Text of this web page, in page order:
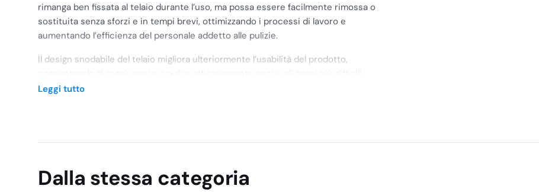
rimanga ben fissata al telaio durante l’uso, ma possa essere facilmente rimossa o
sostituita senza sforzi e in tempi brevi, ottimizzando i processi di lavoro e
aumentando l’efficienza del personale addetto alle pulizie.
Il design snodabile del telaio migliora ulteriormente l’usabilità del prodotto,
come angoli, spazi ristretti o sotto i mobili, senza la necessità di piegarsi o
Leggi tutto
Dalla stessa categoria